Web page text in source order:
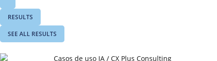
RESULTS
SEE ALL RESULTS